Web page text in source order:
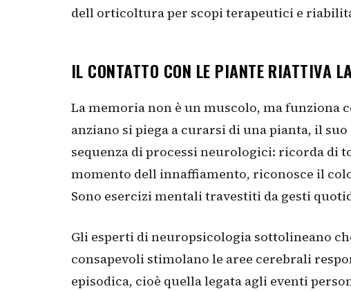
dell orticoltura per scopi terapeutici e
IL CONTATTO CON LE PIANTE RIATTIVA
La memoria non è un muscolo, ma funziona
anziano si piega a curarsi di una pianta, il
sequenza di processi neurologici: ricorda di
momento dell innaffiamento, riconosce il
Sono esercizi mentali travestiti da gesti
Gli esperti di neuropsicologia sottolineano
consapevoli stimolano le aree cerebrali
episodica, cioè quella legata agli eventi